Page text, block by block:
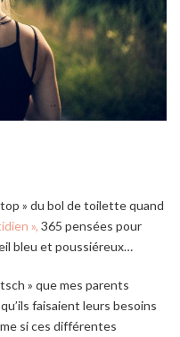
» du bol de toilette quand
», 365 pensées pour
bleu et poussiéreux…
» que mes parents
faisaient leurs besoins
si ces différentes